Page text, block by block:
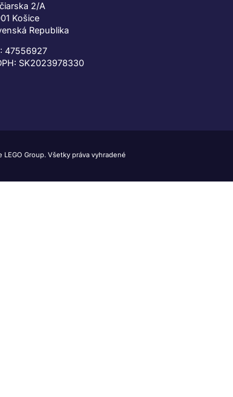
2/A
Košice
Republika
47556927
SK2023978330
LEGO Group. Všetky práva vyhradené